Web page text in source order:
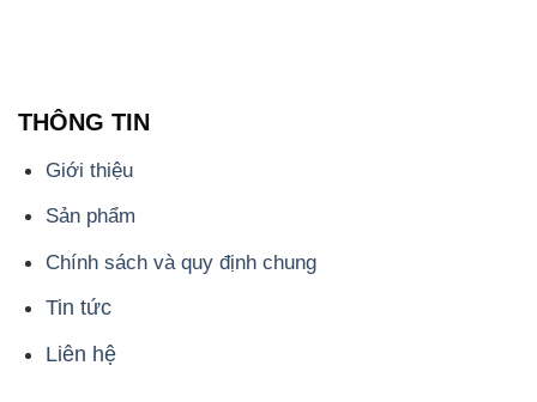
Chính sách và quy định chung
Tin tức
Liên hệ
📞
PHÒNG KINH DOANH - CÔNG TY HÓA CHẤT
ĐẮC TRƯỜNG PHÁT